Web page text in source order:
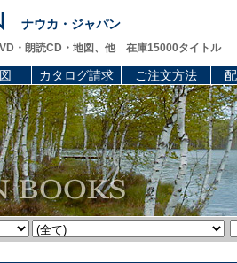
ナウカ・ジャパン
・朗読CD・地図、他 在庫15000タイトル
カタログ請求 ご注文方法